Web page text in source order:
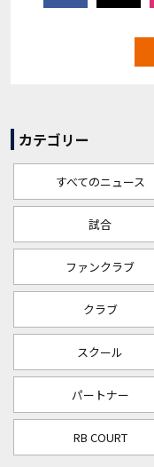
カテゴリー
すべてのニュース
試合
ファンクラブ
クラブ
スクール
パートナー
RB COURT